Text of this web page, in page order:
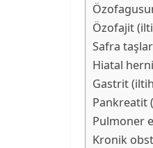
Özofajit
Safra
Hiatal
Gastrit
Pankreatit
Pulmoner
Kronik